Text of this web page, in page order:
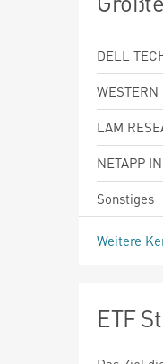
DELL
WESTERN
LAM
NETAPP
Sonstiges
Weitere
ETF